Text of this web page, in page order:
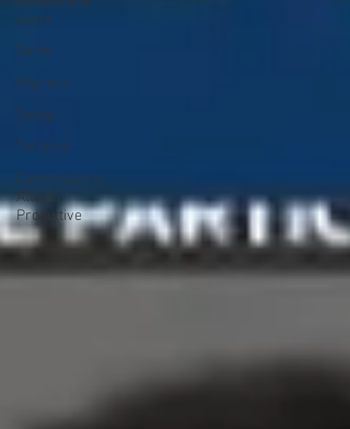
suolo
Diritti
Migranti
Smog
Turismo
Commissione
Attività
Produttive